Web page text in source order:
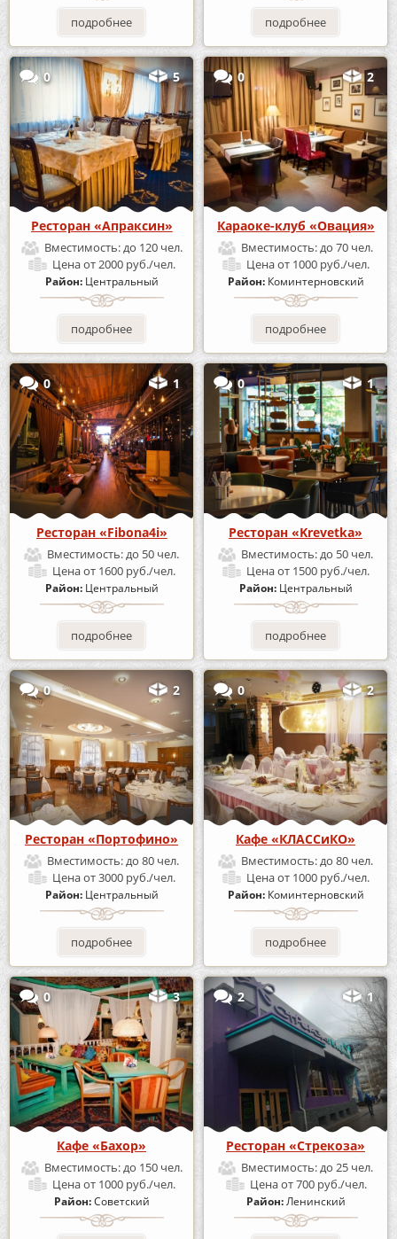
подробнее подробнее
0 5
Ресторан «Апраксин»
Вместимость:до 120 чел.
Ценаот 2000 руб./чел.
Район: Центральный
подробнее
0 2
Караоке-клуб «Овация»
Вместимость:до 70 чел.
Ценаот 1000 руб./чел.
Район: Коминтерновский
подробнее
0 1
Ресторан «Fibona4i»
Вместимость:до 50 чел.
Ценаот 1600 руб./чел.
Район: Центральный
подробнее
0 1
Ресторан «Krevetka»
Вместимость:до 50 чел.
Ценаот 1500 руб./чел.
Район: Центральный
подробнее
0 2
Ресторан «Портофино»
Вместимость:до 80 чел.
Ценаот 3000 руб./чел.
Район: Центральный
подробнее
0 2
Кафе «КЛАССиКО»
Вместимость:до 80 чел.
Ценаот 1000 руб./чел.
Район: Коминтерновский
подробнее
0 3
Кафе «Бахор»
Вместимость:до 150 чел.
Ценаот 1000 руб./чел.
Район:Советский
2 1
Ресторан «Стрекоза»
Вместимость:до 25 чел.
Ценаот 700 руб./чел.
Район:Ленинский